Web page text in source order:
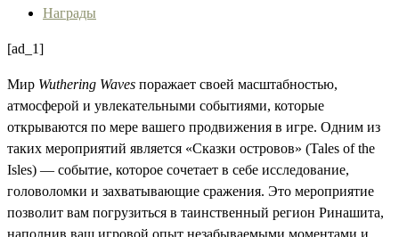
Награды
[ad_1]
Мир Wuthering Waves поражает своей масштабностью,
атмосферой и увлекательными событиями, которые
открываются по мере вашего продвижения в игре. Одним из
таких мероприятий является «Сказки островов» (Tales of the
Isles) — событие, которое сочетает в себе исследование,
головоломки и захватывающие сражения. Это мероприятие
позволит вам погрузиться в таинственный регион Ринашита,
наполнив ваш игровой опыт незабываемыми моментами и